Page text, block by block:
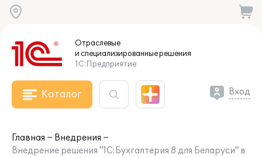
Отраслевые
и специализированныерешения
1С:Предприятие
Каталог Вход
Главная
Внедрения
Внедрение решения "1С:Бухгалтерия 8 для Беларуси" в